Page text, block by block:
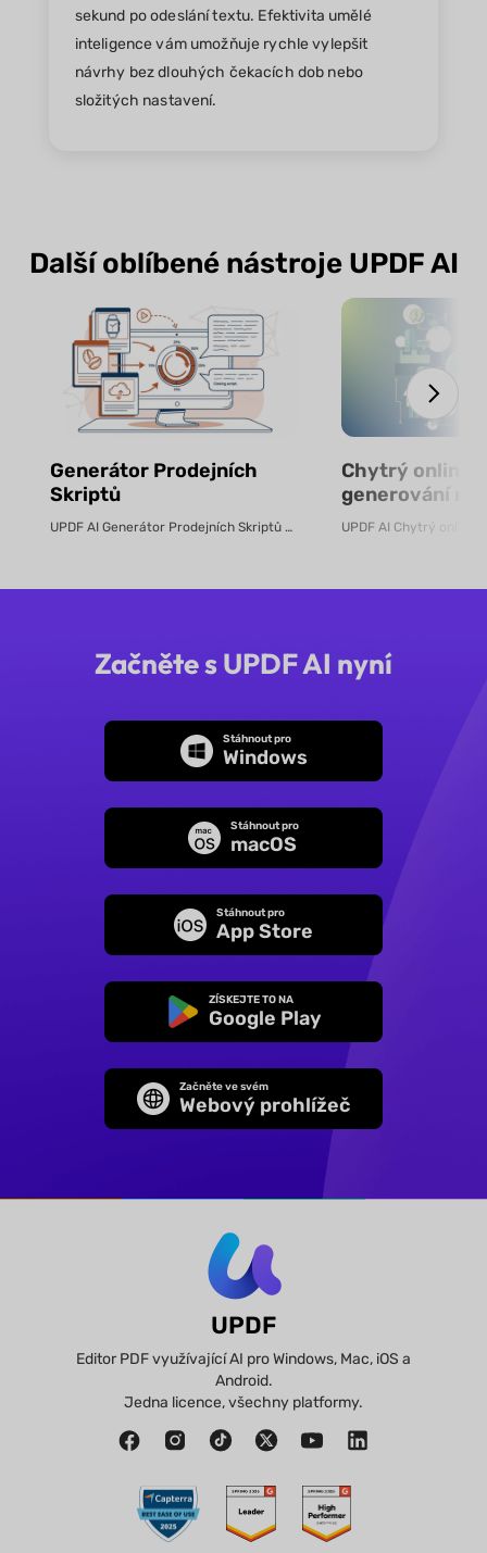
sekund po odeslání textu. Efektivita umělé
inteligence vám umožňuje rychle vylepšit
návrhy bez dlouhých čekacích dob nebo
složitých nastavení.
Další oblíbené nástroje UPDF AI
Generátor Prodejních
Skriptů
UPDF AI Generátor Prodejních Skriptů UPDF AI převádí produktové PDF...
Chytrý online
generování
pomocí AI –
Začněte s UPDF AI nyní
Stáhnout pro
Windows
Stáhnout pro
macOS
Stáhnout pro
App Store
ZÍSKEJTE TO NA
Google Play
Začněte ve svém
Webový prohlížeč
UPDF
Editor PDF využívající AI pro Windows, Mac, iOS a
Android.
Jedna licence, všechny platformy.